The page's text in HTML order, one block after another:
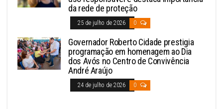
da rede de proteção
25 de julho de 2026 0
Governador Roberto Cidade prestigia
programação em homenagem ao Dia
dos Avós no Centro de Convivência
André Araújo
24 de julho de 2026 0